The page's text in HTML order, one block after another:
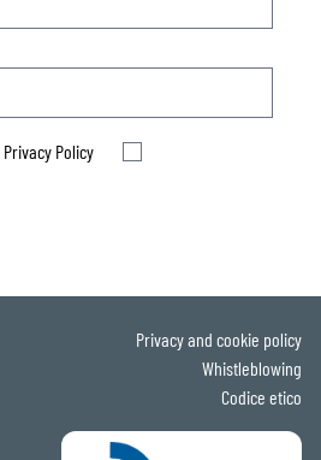
Privacy Policy
Privacy and cookie policy
Whistleblowing
Codice etico